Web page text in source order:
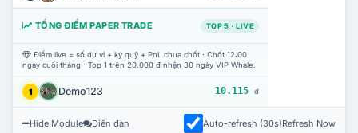
TỔNG ĐIỂM PAPER TRADE TOP 5 · LIVE
Điểm live = số dư ví + ký quỹ + PnL chưa chốt · Chốt 12:00
ngày cuối tháng · Top 1 trên 20.000 đ nhận 30 ngày VIP Whale.
1 Demo123 10.115 đ
Hide Module Diễn đàn Auto-refresh (30s)Refresh Now